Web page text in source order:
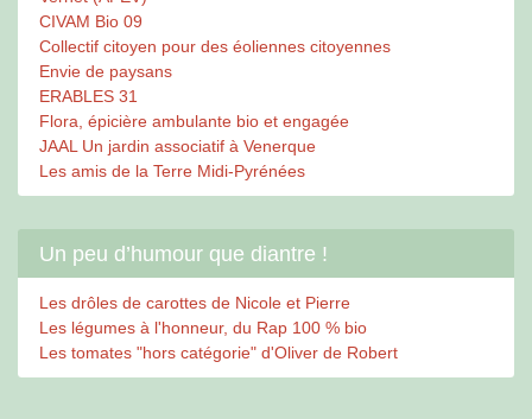
CIVAM Bio 09
Collectif citoyen pour des éoliennes citoyennes
Envie de paysans
ERABLES 31
Flora, épicière ambulante bio et engagée
JAAL Un jardin associatif à Venerque
Les amis de la Terre Midi-Pyrénées
Un peu d’humour que diantre !
Les drôles de carottes de Nicole et Pierre
Les légumes à l'honneur, du Rap 100 % bio
Les tomates "hors catégorie" d'Oliver de Robert